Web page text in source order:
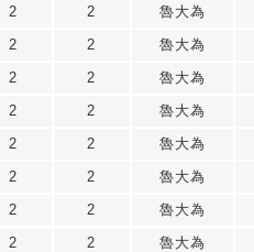
2 2 魯大為
2 2 魯大為
2 2 魯大為
2 2 魯大為
2 2 魯大為
2 2 魯大為
2 2 魯大為
2 2 魯大為